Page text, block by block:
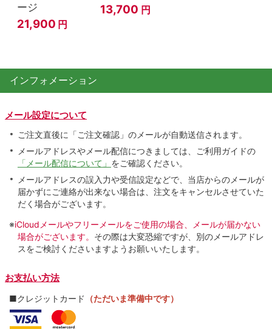
ージ
21,900 円
13,700 円
インフォメーション
メール設定について
ご注文直後に「ご注文確認」のメールが自動送信されます。
メールアドレスやメール配信につきましては、ご利用ガイドの
「メール配信について」 をご確認ください。
メールアドレスの誤入力や受信設定などで、当店からのメールが
届かずにご連絡が出来ない場合は、注文をキャンセルさせていた
だく場合がございます。
※iCloudメールやフリーメールをご使用の場合、メールが届かない
場合がございます。 その際は大変恐縮ですが、別のメールアドレ
スをご検討くださいますようお願いいたします。
お支払い方法
■クレジットカード （ただいま準備中です）